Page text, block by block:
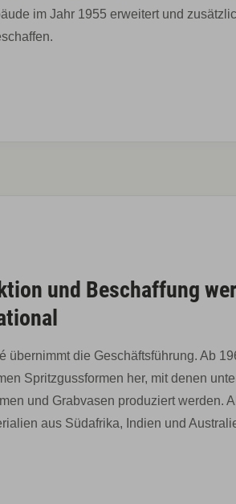
im Jahr 1955 erweitert und
und Beschaffung
übernimmt die Geschäftsführung. Ab
Spritzgussformen her, mit denen
und Grabvasen produziert werden.
aus Südafrika, Indien und